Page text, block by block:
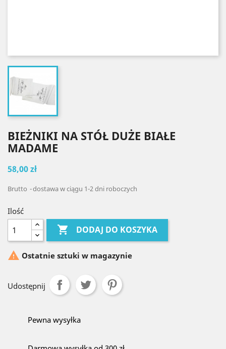
BIEŻNIKI NA STÓŁ DUŻE BIAŁE
MADAME
58,00 zł
Brutto dostawa w ciągu 1-2 dni roboczych
Ilość
 DODAJ DO KOSZYKA
 Ostatnie sztuki w magazynie
Udostępnij
Pewna wysyłka